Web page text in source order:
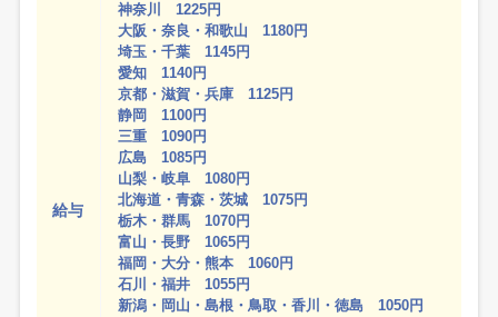
給与
神奈川 1225円
大阪・奈良・和歌山 1180円
埼玉・千葉 1145円
愛知 1140円
京都・滋賀・兵庫 1125円
静岡 1100円
三重 1090円
広島 1085円
山梨・岐阜 1080円
北海道・青森・茨城 1075円
栃木・群馬 1070円
富山・長野 1065円
福岡・大分・熊本 1060円
石川・福井 1055円
新潟・岡山・島根・鳥取・香川・徳島 1050円